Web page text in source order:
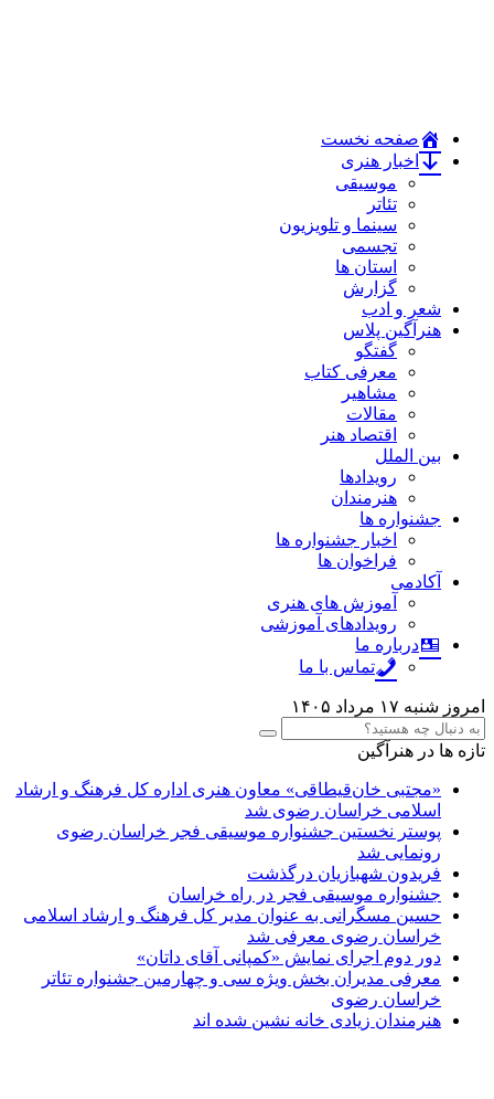
صفحه نخست
اخبار هنری
موسیقی
تئاتر
سینما و تلویزیون
تجسمی
استان ها
گزارش
شعر و ادب
هنرآگین پلاس
گفتگو
معرفی کتاب
مشاهیر
مقالات
اقتصاد هنر
بین الملل
رویدادها
هنرمندان
جشنواره ها
اخبار جشنواره ها
فراخوان ها
آکادمی
آموزش های هنری
رویدادهای آموزشی
درباره ما
تماس با ما
امروز شنبه ۱۷ مرداد ۱۴۰۵
تازه ها در هنرآگین
«مجتبی خان‌قیطاقی» معاون هنری اداره کل فرهنگ و ارشاد
اسلامی خراسان رضوی شد
پوستر نخستین جشنواره موسیقی فجر خراسان رضوی
رونمایی شد
فریدون شهبازیان درگذشت
جشنواره موسیقی فجر در راه خراسان
حسین مسگرانی به عنوان مدیر کل فرهنگ و ارشاد اسلامی
خراسان رضوی معرفی شد
دور دوم اجرای نمایش «کمپانی آقای داتان»
معرفی مدیران بخش ویژه سی و چهارمین جشنواره تئاتر
خراسان رضوی
هنرمندان زیادی خانه نشین شده اند